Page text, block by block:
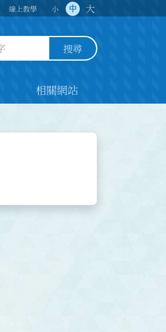
線上教學 小 中 大
搜尋
相關網站